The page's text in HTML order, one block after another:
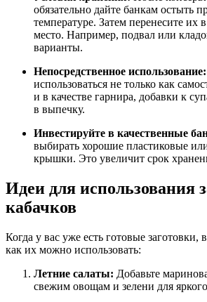
обязательно дайте банкам остыть
температуре. Затем перенесите их
место. Например, подвал или
варианты.
Непосредственное использование:
использоваться не только как
и в качестве гарнира, добавки к
в выпечку.
Инвестируйте в качественные
выбирать хорошие пластиковые
крышки. Это увеличит срок
Идеи для использования
кабачков
Когда у вас уже есть готовые заготовки,
как их можно использовать:
Летние салаты: Добавьте
свежим овощам и зелени для